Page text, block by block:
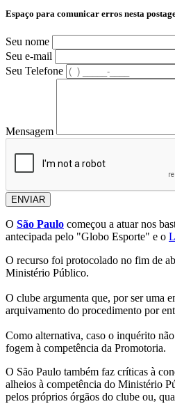
Espaço para comunicar erros nesta
Seu nome
Seu e-mail
Seu Telefone
Mensagem
ENVIAR
O São Paulo começou a atuar nos
antecipada pelo "Globo Esporte" e o
O recurso foi protocolado no fim de
Ministério Público.
O clube argumenta que, por ser uma
arquivamento do procedimento por
Como alternativa, caso o inquérito
fogem à competência da Promotoria.
O São Paulo também faz críticas à
alheios à competência do Ministério
pelos próprios órgãos do clube ou,